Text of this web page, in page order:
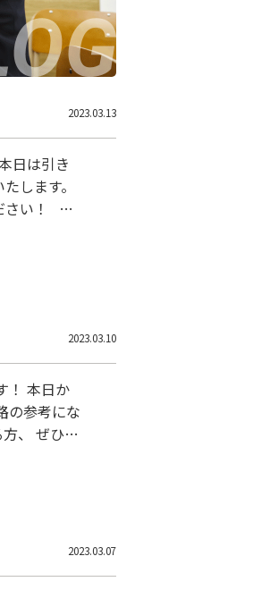
2023.03.13
日は引き
します。
！ ①
2023.03.10
！ 本日か
の参考にな
、 ぜひ最
2023.03.07